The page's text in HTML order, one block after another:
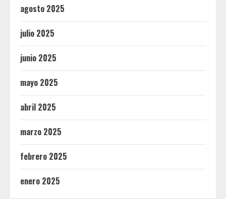
agosto 2025
julio 2025
junio 2025
mayo 2025
abril 2025
marzo 2025
febrero 2025
enero 2025